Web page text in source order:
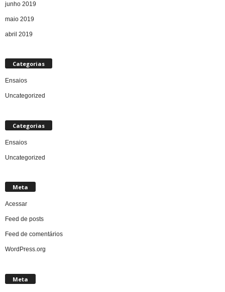
junho 2019
maio 2019
abril 2019
Categorias
Ensaios
Uncategorized
Categorias
Ensaios
Uncategorized
Meta
Acessar
Feed de posts
Feed de comentários
WordPress.org
Meta